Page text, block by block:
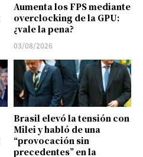
Aumenta los FPS mediante
overclocking de la GPU:
¿vale la pena?
03/08/2026
Brasil elevó la tensión con
Milei y habló de una
“provocación sin
precedentes” en la